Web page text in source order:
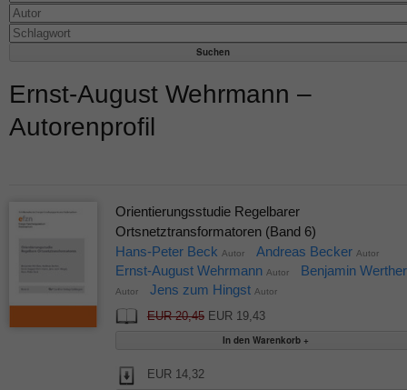
Ernst-August Wehrmann –
Autorenprofil
Orientierungsstudie Regelbarer
Ortsnetztransformatoren (Band 6)
Hans-Peter Beck Autor Andreas Becker Autor
Ernst-August Wehrmann Autor Benjamin Werther
Autor Jens zum Hingst Autor
EUR 20,45EUR 19,43
EUR 14,32